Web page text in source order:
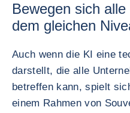
Bewegen sich
dem gleichen
Auch wenn die KI eine
darstellt, die alle
betreffen kann, spielt
einem Rahmen von